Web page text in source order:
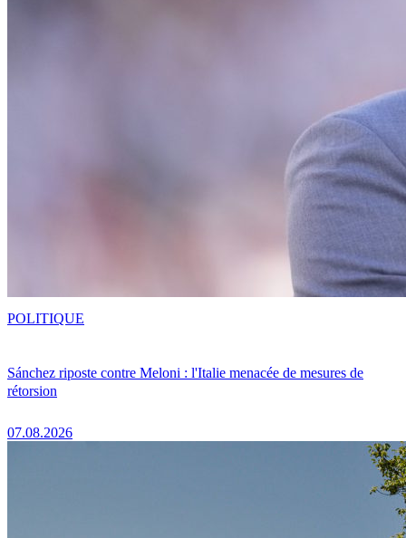
Sánchez riposte contre Meloni : l'Italie menacée de mesures de
rétorsion
07.08.2026
POLITIQUE